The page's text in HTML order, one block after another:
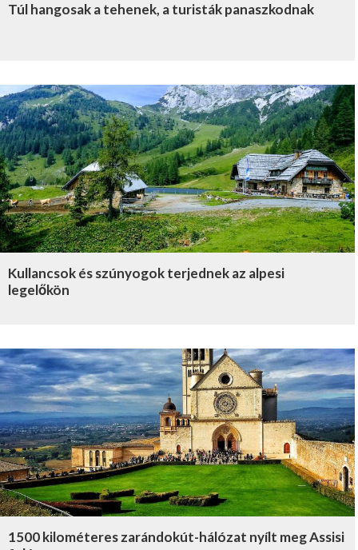
Túl hangosak a tehenek, a turisták panaszkodnak
Kullancsok és szúnyogok terjednek az alpesi
legelőkön
1500 kilométeres zarándokút-hálózat nyílt meg Assisi